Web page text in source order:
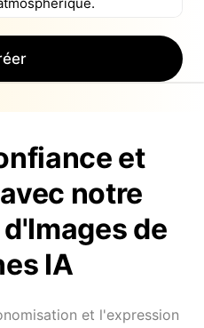
et
notre
de
IA
et l'expression